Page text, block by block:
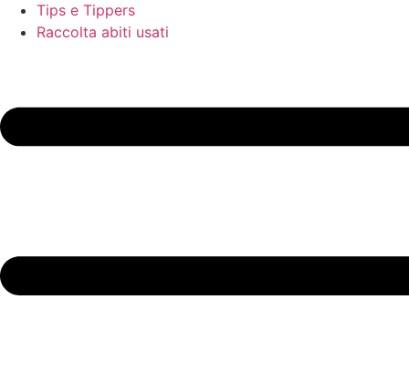
Tips e Tippers
Raccolta abiti usati